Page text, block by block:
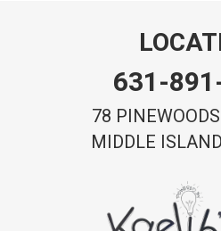
631-
78
MIDDLE